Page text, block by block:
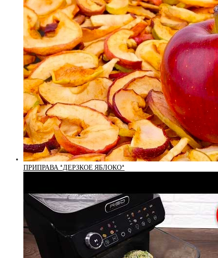
ПРИПРАВА *ДЕРЗКОЕ ЯБЛОКО*